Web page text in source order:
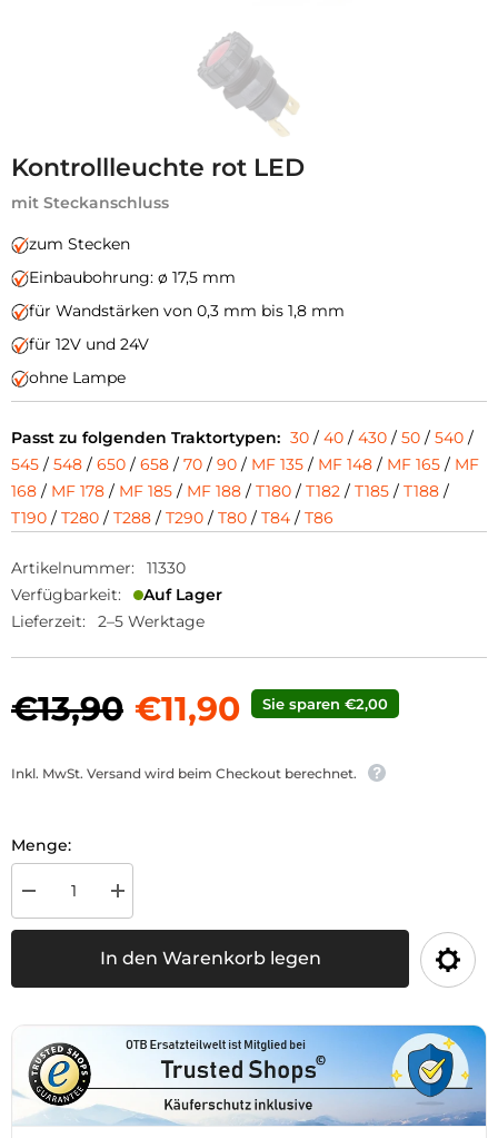
Kontrollleuchte rot LED
mit Steckanschluss
zum Stecken
Einbaubohrung: ø 17,5 mm
für Wandstärken von 0,3 mm bis 1,8 mm
für 12V und 24V
ohne Lampe
Passt zu folgenden Traktortypen: 30 / 40 / 430 / 50 / 540 /
545 / 548 / 650 / 658 / 70 / 90 / MF 135 / MF 148 / MF 165 / MF
168 / MF 178 / MF 185 / MF 188 / T180 / T182 / T185 / T188 /
T190 / T280 / T288 / T290 / T80 / T84 / T86
Artikelnummer:
11330
Verfügbarkeit:
Auf Lager
Lieferzeit:
2–5 Werktage
€13,90 €11,90 Sie sparen €2,00
Inkl. MwSt. Versand wird beim Checkout berechnet.
Menge:
für
Kontrollleuchte
Menge
für
Kontrollleuchte
rot
LED
In den Warenkorb legen